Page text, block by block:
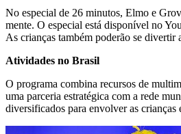
No especial de 26 minutos, Elmo e
mente. O especial está disponível no
As crianças também poderão se
Atividades no Brasil
O programa combina recursos de
uma parceria estratégica com a rede
diversificados para envolver as crianças